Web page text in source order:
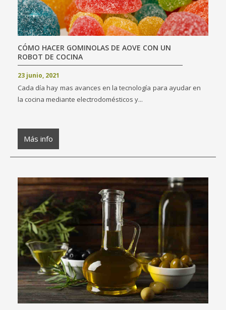
CÓMO HACER GOMINOLAS DE AOVE CON UN
ROBOT DE COCINA
23 junio, 2021
Cada día hay mas avances en la tecnología para ayudar en
la cocina mediante electrodomésticos y...
Más info